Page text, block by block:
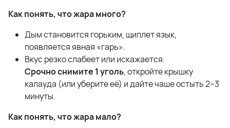
Как понять, что жара много?
Дым становится горьким, щиплет язык,
появляется явная «гарь».
Вкус резко слабеет или искажается.
Срочно снимите 1 уголь, откройте крышку
калауда (или уберите её) и дайте чаше остыть 2–3
минуты.
Как понять, что жара мало?